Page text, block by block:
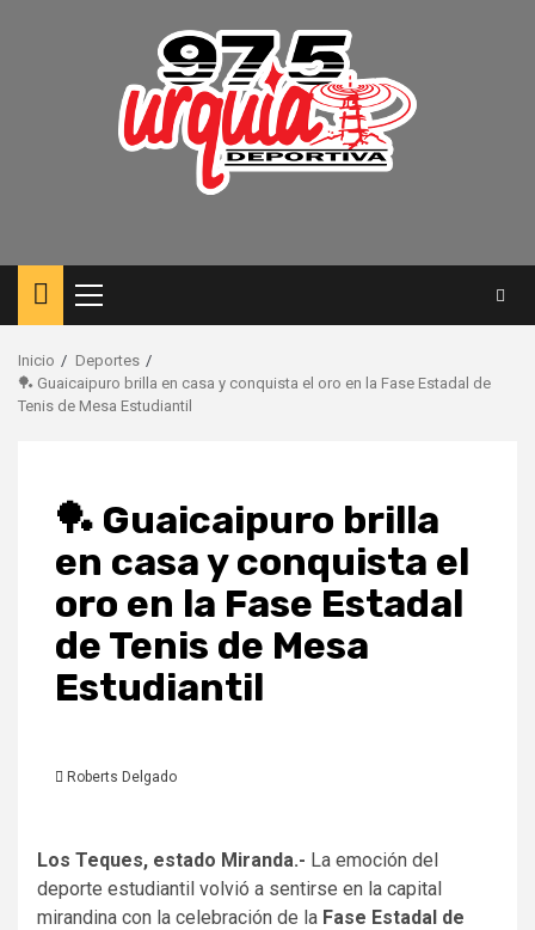
Menú
principal
Inicio
Deportes
🏓​ Guaicaipuro brilla en casa y conquista el oro en la Fase Estadal de
Tenis de Mesa Estudiantil
🏓​ Guaicaipuro brilla
en casa y conquista el
oro en la Fase Estadal
de Tenis de Mesa
Estudiantil
Roberts Delgado
Los Teques, estado Miranda.- La emoción del
deporte estudiantil volvió a sentirse en la capital
mirandina con la celebración de la Fase Estadal de